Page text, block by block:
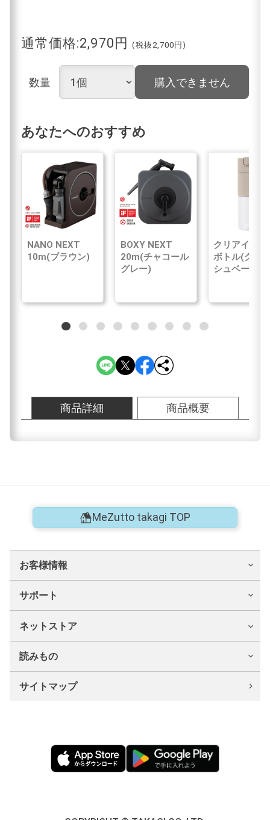
通常価格:2,970円 (税抜2,700円)
数量 購入できません
あなたへのおすすめ
NANO NEXT
10m(ブラウン)
BOXY NEXT
20m(チャコール
グレー)
クリアイン浄
ボトル(グレ
シュベージ
商品詳細 商品概要
MeZutto takagi TOP
お客様情報
サポート
ネットストア
読みもの
サイトマップ